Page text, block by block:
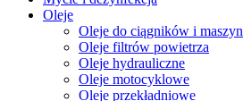
Oleje
Oleje do ciągników i maszyn
Oleje filtrów powietrza
Oleje hydrauliczne
Oleje motocyklowe
Oleje przekładniowe